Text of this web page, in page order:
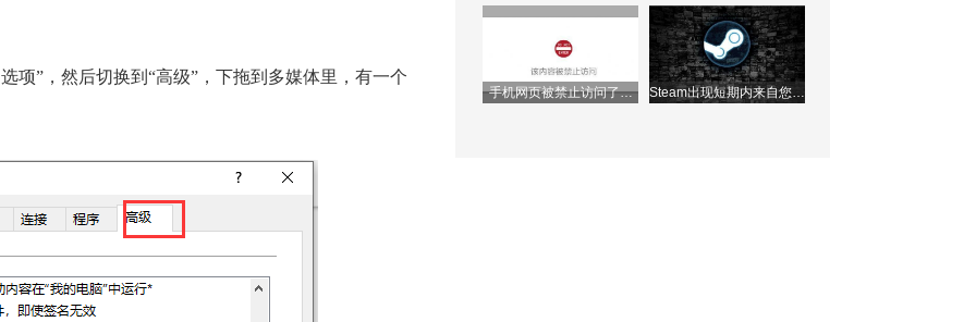
项”，然后切换到“高级”，下拖到多媒体里，有一个
理ip地址？
接怎么办？两种方法快速
解决问题！
手机网页被禁止访问了怎
Steam出现短期内来自您网